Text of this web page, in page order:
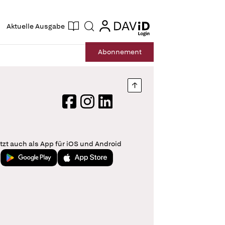
Aktuelle Ausgabe Suche login
login
Abonnement
Nach oben springen
FacebookInstagram
LinkedIn
auch als App für iOS und Android
Jetzt bei Google PlayLaden im App Store